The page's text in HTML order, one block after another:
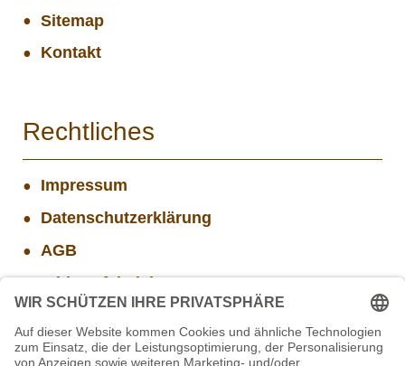
Sitemap
Kontakt
Rechtliches
Impressum
Datenschutzerklärung
AGB
Widerrufsbelehrung